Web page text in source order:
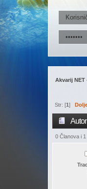
Akvarij NET
Str: [1]
Autor
0 Članova i